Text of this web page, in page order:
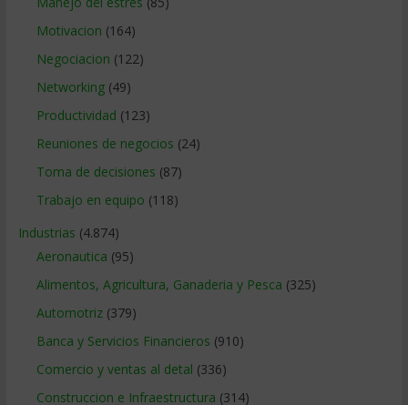
Motivacion (164)
Negociacion (122)
Networking(49)
Productividad (123)
Reuniones de negocios (24)
Toma de decisiones (87)
Trabajo en equipo (118)
Industrias (4.874)
Aeronautica (95)
Alimentos, Agricultura, Ganaderia y Pesca (325)
Automotriz(379)
Banca y Servicios Financieros (910)
Comercio y ventas al detal (336)
Construccion e Infraestructura (314)